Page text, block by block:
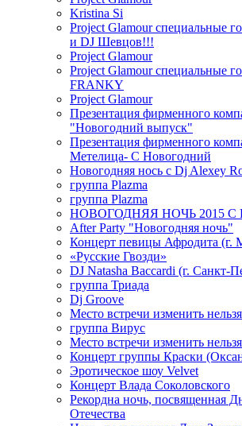
Kristina Si
Project Glamour специальные
и DJ Шевцов!!!
Project Glamour
Project Glamour специальные
FRANKY
Project Glamour
Презентация фирменного
"Новогодний выпуск"
Презентация фирменного
Метелица- С Новогодний
Новогодняя нось с Dj Alexey
группа Plazma
группа Plazma
НОВОГОДНЯЯ НОЧЬ 2015
After Party "Новогодняя ночь"
Концерт певицы Афродита (г.
«Русские Гвозди»
DJ Natasha Baccardi (г. Санкт-
группа Триада
Dj Groove
Место встречи изменить нельзя
группа Вирус
Место встречи изменить
Концерт группы Краски
Эротическое шоу Velvet
Концерт Влада Соколовского
Рекордна ночь, посвященная
Отечества